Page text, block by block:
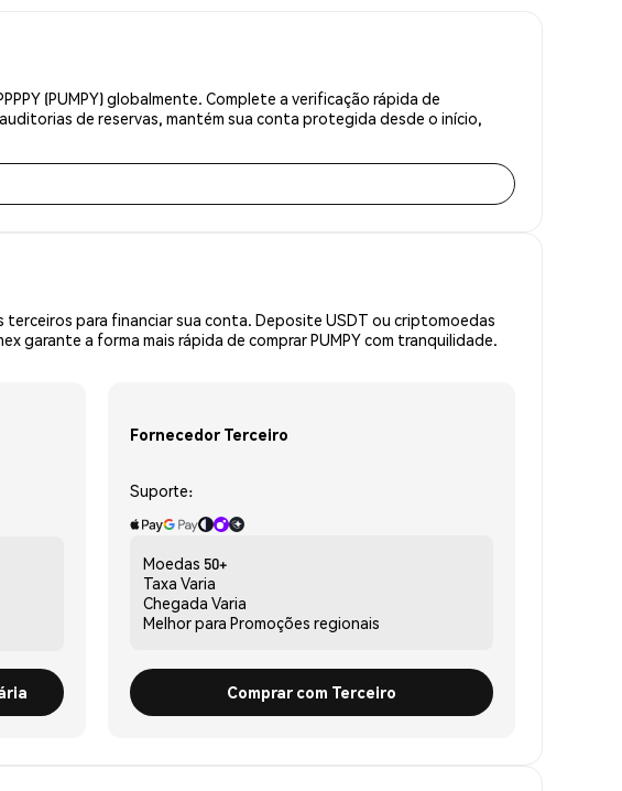
(PUMPY) globalmente. Complete a verificação rápida de
de reservas, mantém sua conta protegida desde o início,
para financiar sua conta. Deposite USDT ou criptomoedas
garante a forma mais rápida de comprar PUMPY com tranquilidade.
Fornecedor Terceiro
Suporte:
Moedas 50+
Taxa Varia
Chegada Varia
Melhor para Promoções regionais
Comprar com Terceiro